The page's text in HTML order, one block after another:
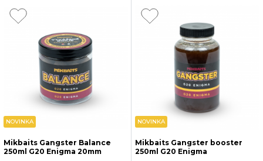
NOVINKA
Mikbaits Gangster Balance
250ml G20 Enigma 20mm
NOVINKA
Mikbaits Gangster booster
250ml G20 Enigma